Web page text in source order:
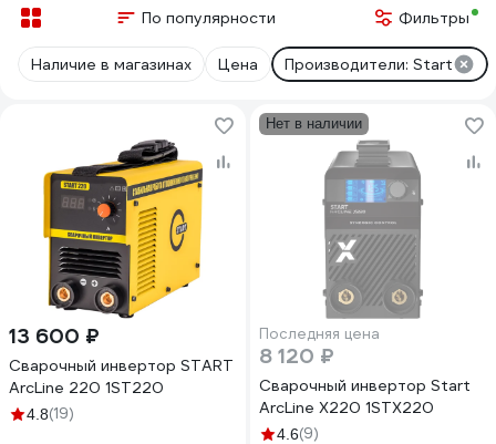
По популярности Фильтры
Наличие в магазинах Цена Производители: Start
13 600 ₽
Сварочный инвертор START
ArcLine 220 1ST220
4.8(19)
Нет в наличии
Последняя цена
8 120 ₽
Сварочный инвертор Start
ArcLine Х220 1STХ220
4.6(9)